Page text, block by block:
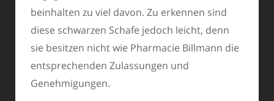
beinhalten zu viel davon. Zu erkennen sind
diese schwarzen Schafe jedoch leicht, denn
sie besitzen nicht wie Pharmacie Billmann die
entsprechenden Zulassungen und
Genehmigungen.